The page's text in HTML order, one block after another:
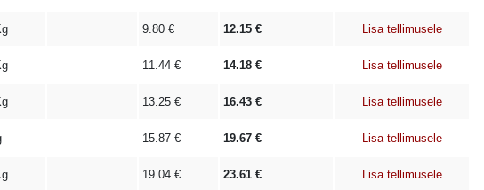
9.80 € 12.15 € Lisa tellimusele
11.44 € 14.18 € Lisa tellimusele
13.25 € 16.43 € Lisa tellimusele
15.87 € 19.67 € Lisa tellimusele
19.04 € 23.61 € Lisa tellimusele